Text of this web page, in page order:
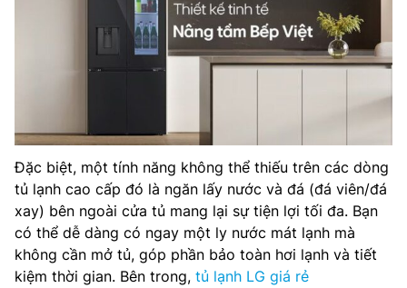
Đặc biệt, một tính năng không thể thiếu trên các dòng
tủ lạnh cao cấp đó là ngăn lấy nước và đá (đá viên/đá
xay) bên ngoài cửa tủ mang lại sự tiện lợi tối đa. Bạn
có thể dễ dàng có ngay một ly nước mát lạnh mà
không cần mở tủ, góp phần bảo toàn hơi lạnh và tiết
kiệm thời gian. Bên trong, tủ lạnh LG giá rẻ